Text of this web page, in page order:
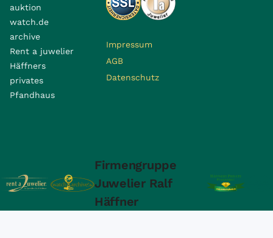
auktion
watch.de
archive
Rent a juwelier
Häffners
privates
Pfandhaus
Impressum
AGB
Datenschutz
Firmengruppe
Juwelier Ralf
Häffner